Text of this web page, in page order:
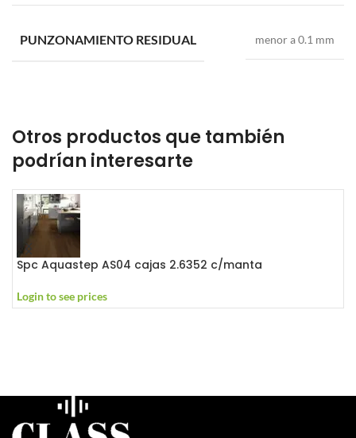
PUNZONAMIENTO RESIDUAL menor a 0.1 mm
Otros productos que también
podrían interesarte
Spc Aquastep AS04 cajas 2.6352 c/manta
Login to see prices